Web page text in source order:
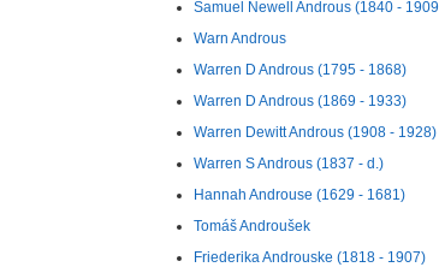
Samuel Newell Androus (1840 -
Warn Androus
Warren D Androus (1795 - 1868)
Warren D Androus (1869 - 1933)
Warren Dewitt Androus (1908 - 1928)
Warren S Androus (1837 - d.)
Hannah Androuse (1629 - 1681)
Tomáš Androušek
Friederika Androuske (1818 - 1907)